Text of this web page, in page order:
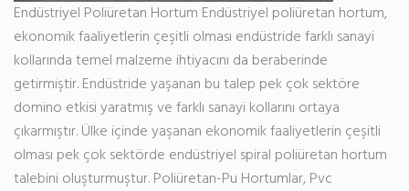
Endüstriyel Poliüretan Hortum Endüstriyel poliüretan hortum,
ekonomik faaliyetlerin çeşitli olması endüstride farklı sanayi
kollarında temel malzeme ihtiyacını da beraberinde
getirmiştir. Endüstride yaşanan bu talep pek çok sektöre
domino etkisi yaratmış ve farklı sanayi kollarını ortaya
çıkarmıştır. Ülke içinde yaşanan ekonomik faaliyetlerin çeşitli
olması pek çok sektörde endüstriyel spiral poliüretan hortum
talebini oluşturmuştur. Poliüretan-Pu Hortumlar, Pvc